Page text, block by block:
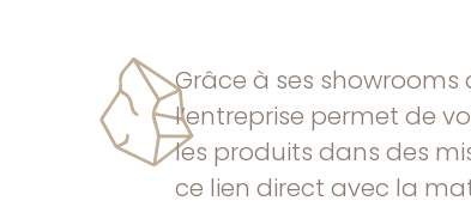
Grâce à ses showrooms
l’entreprise permet de
les produits dans des
ce lien direct avec la